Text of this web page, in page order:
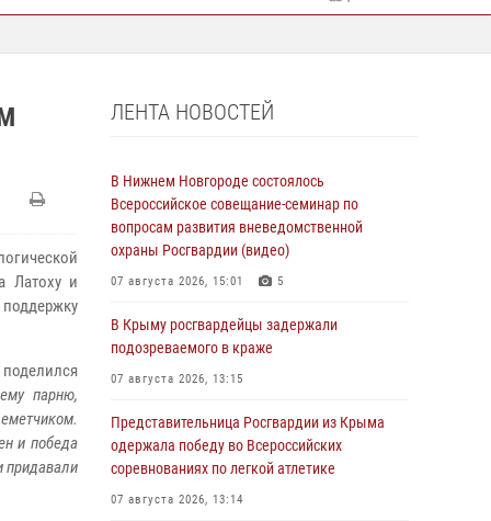
Латоху и
парню,
и победа
придавали
ЛЕНТА НОВОСТЕЙ
В Нижнем Новгороде состоялось
Всероссийское совещание-семинар по
вопросам развития вневедомственной
охраны Росгвардии (видео)
07 августа 2026, 15:01 5
В Крыму росгвардейцы задержали
подозреваемого в краже
07 августа 2026, 13:15
Представительница Росгвардии из Крыма
одержала победу во Всероссийских
соревнованиях по легкой атлетике
07 августа 2026, 13:14